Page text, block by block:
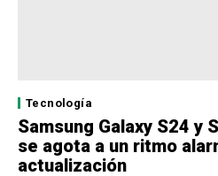
Tecnología
Samsung Galaxy S24 y
se agota a un ritmo
actualización